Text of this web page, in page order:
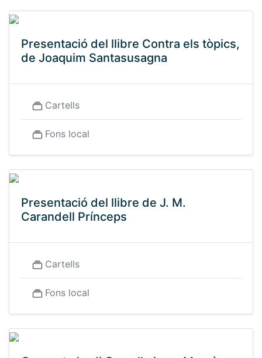
Presentació del llibre Contra els tòpics,
de Joaquim Santasusagna
Cartells
Fons local
Presentació del llibre de J. M.
Carandell Prínceps
Cartells
Fons local